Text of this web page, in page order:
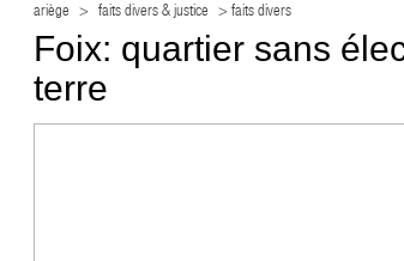
ariège > faits divers & justice > faits divers
Foix: quartier sans
terre